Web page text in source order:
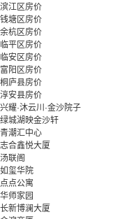
滨江区房价
钱塘区房价
余杭区房价
临平区房价
临安区房价
富阳区房价
桐庐县房价
淳安县房价
兴耀·沐云川·金沙院子
绿城湖映金沙轩
青潮汇中心
志合鑫悦大厦
汤联阁
如玺华院
点点公寓
华师家园
长新博澜大厦